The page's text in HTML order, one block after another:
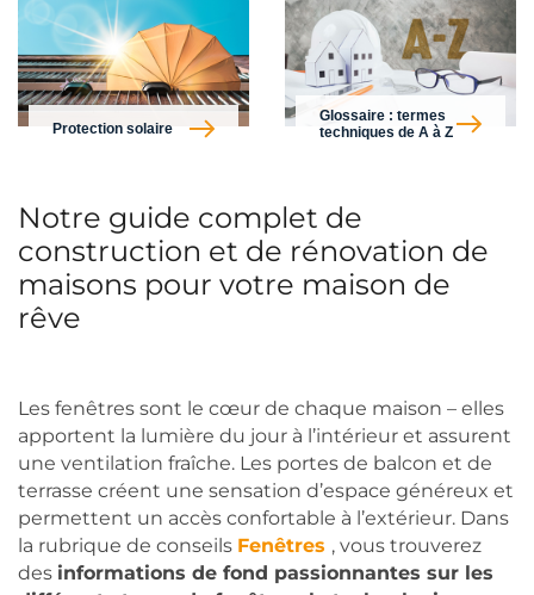
Protection solaire
Glossaire : termes
techniques de A à Z
Notre guide complet de
construction et de rénovation de
maisons pour votre maison de
rêve
Les fenêtres sont le cœur de chaque maison – elles
apportent la lumière du jour à l’intérieur et assurent
une ventilation fraîche. Les portes de balcon et de
terrasse créent une sensation d’espace généreux et
permettent un accès confortable à l’extérieur. Dans
la rubrique de conseils Fenêtres , vous trouverez
des informations de fond passionnantes sur les